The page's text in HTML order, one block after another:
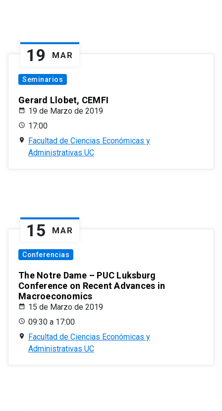
19 MAR
Seminarios
Gerard Llobet, CEMFI
19 de Marzo de 2019
17:00
Facultad de Ciencias Económicas y
Administrativas UC
15 MAR
Conferencias
The Notre Dame – PUC Luksburg
Conference on Recent Advances in
Macroeconomics
15 de Marzo de 2019
09:30 a 17:00
Facultad de Ciencias Económicas y
Administrativas UC